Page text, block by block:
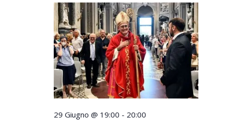
Giugno
2026
viste
29 Giugno @ 19:00 - 20:00